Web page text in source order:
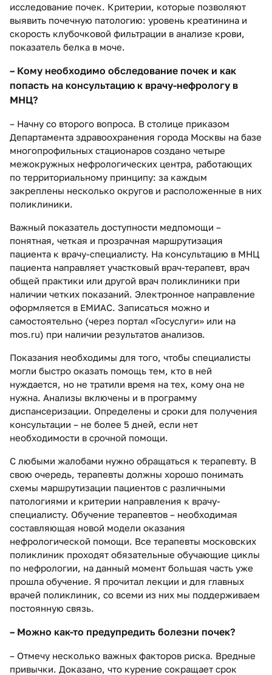
исследование почек. Критерии, которые позволяют
выявить почечную патологию: уровень креатинина и
скорость клубочковой фильтрации в анализе крови,
показатель белка в моче.
– Кому необходимо обследование почек и как
попасть на консультацию к врачу-нефрологу в
МНЦ?
– Начну со второго вопроса. В столице приказом
Департамента здравоохранения города Москвы на базе
многопрофильных стационаров создано четыре
межокружных нефрологических центра, работающих
по территориальному принципу: за каждым
закреплены несколько округов и расположенные в них
поликлиники.
Важный показатель доступности медпомощи –
понятная, четкая и прозрачная маршрутизация
пациента к врачу-специалисту. На консультацию в МНЦ
пациента направляет участковый врач-терапевт, врач
общей практики или другой врач поликлиники при
наличии четких показаний. Электронное направление
оформляется в ЕМИАС. Записаться можно и
самостоятельно (через портал «Госуслуги» или на
mos.ru) при наличии результатов анализов.
Показания необходимы для того, чтобы специалисты
могли быстро оказать помощь тем, кто в ней
нуждается, но не тратили время на тех, кому она не
нужна. Анализы включены и в программу
диспансеризации. Определены и сроки для получения
консультации – не более 5 дней, если нет
необходимости в срочной помощи.
С любыми жалобами нужно обращаться к терапевту. В
свою очередь, терапевты должны хорошо понимать
схемы маршрутизации пациентов с различными
патологиями и критерии направления к врачу-
специалисту. Обучение терапевтов – необходимая
составляющая новой модели оказания
нефрологической помощи. Все терапевты московских
поликлиник проходят обязательные обучающие циклы
по нефрологии, на данный момент большая часть уже
прошла обучение. Я прочитал лекции и для главных
врачей поликлиник, со всеми из них мы поддерживаем
постоянную связь.
– Можно как-то предупредить болезни почек?
– Отмечу несколько важных факторов риска. Вредные
привычки. Доказано, что курение сокращает срок